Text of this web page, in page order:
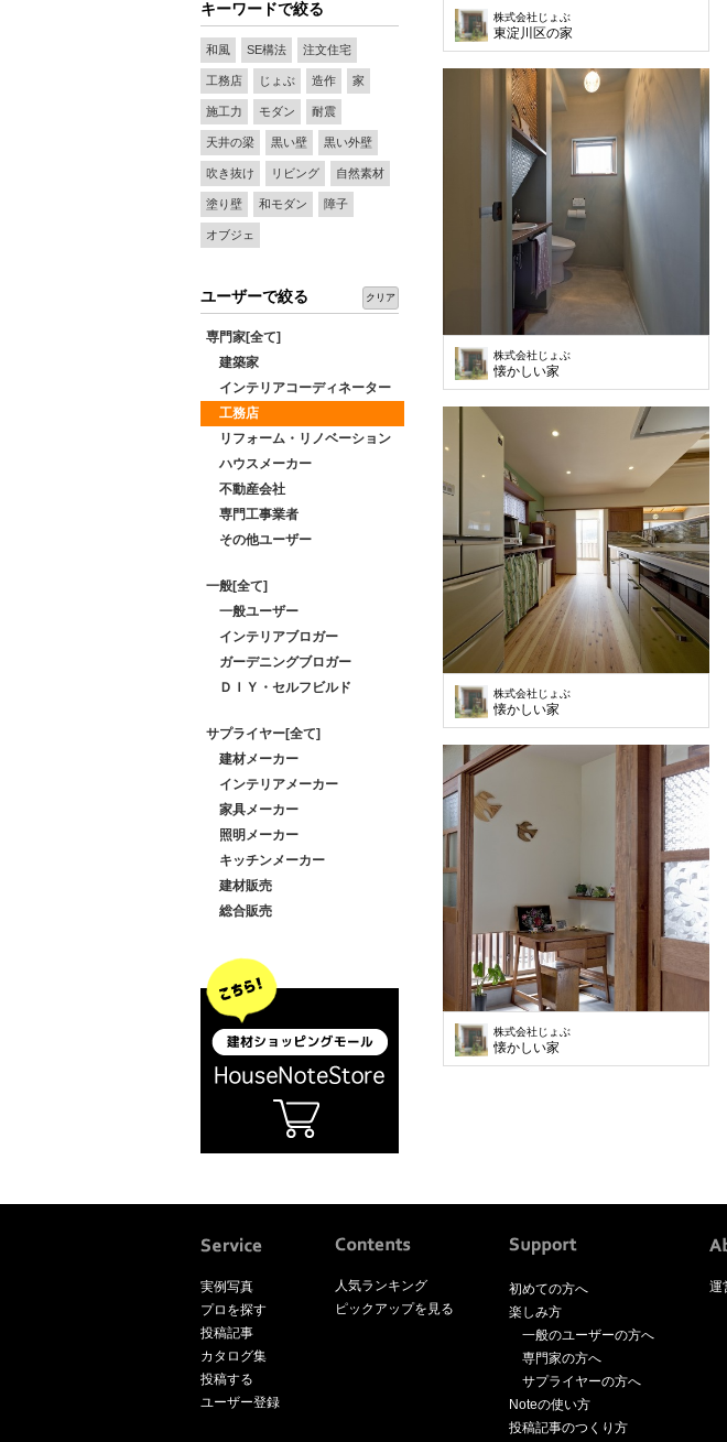
キーワードで絞る
和風 SE構法 注文住宅
工務店 じょぶ 造作 家
施工力 モダン 耐震
天井の梁 黒い壁 黒い外壁
吹き抜け リビング 自然素材
塗り壁 和モダン 障子
オブジェ
ユーザーで絞る クリア
専門家[全て]
建築家
インテリアコーディネーター
工務店
リフォーム・リノベーション
ハウスメーカー
不動産会社
専門工事業者
その他ユーザー
一般[全て]
一般ユーザー
インテリアブロガー
ガーデニングブロガー
ＤＩＹ・セルフビルド
サプライヤー[全て]
建材メーカー
インテリアメーカー
家具メーカー
照明メーカー
キッチンメーカー
建材販売
総合販売
株式会社じょぶ
東淀川区の家
株式会社じょぶ
懐かしい家
株式会社じょぶ
懐かしい家
株式会社じょぶ
懐かしい家
実例写真
プロを探す
投稿記事
カタログ集
投稿する
ユーザー登録
人気ランキング
ピックアップを見る
初めての方へ
楽しみ方
一般のユーザーの方へ
専門家の方へ
サプライヤーの方へ
Noteの使い方
投稿記事のつくり方
運